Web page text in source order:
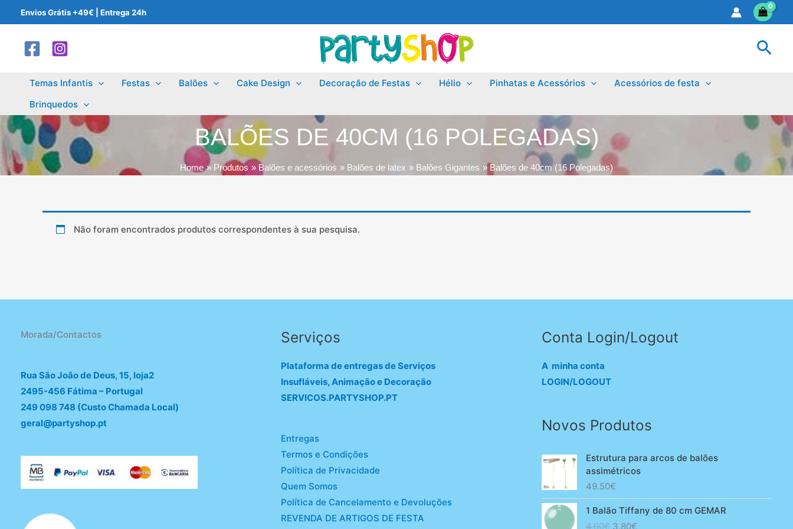
to
content
Envios Grátis +49€ | Entrega 24h
Temas Infantis Festas Balões Cake Design Decoração de Festas Hélio Pinhatas e Acessórios
Acessórios de festa
Brinquedos
BALÕES DE 40CM (16 POLEGADAS)
Home Produtos Balões e acessórios Balões de latex Balões Gigantes Balões de 40cm (16 Polegadas)
Não foram encontrados produtos correspondentes à sua pesquisa.
Morada/Contactos
Rua São João de Deus, 15, loja2
2495-456 Fátima – Portugal
249 098 748 (Custo Chamada Local)
geral@partyshop.pt
Serviços
Plataforma de entregas de Serviços
Insufláveis, Animação e Decoração
SERVICOS.PARTYSHOP.PT
Entregas
Termos e Condições
Política de Privacidade
Quem Somos
Política de Cancelamento e Devoluções
REVENDA DE ARTIGOS DE FESTA
Conta Login/Logout
A minha conta
LOGIN/LOGOUT
Novos Produtos
Estrutura para arcos de balões
assimétricos
49.50€
1 Balão Tiffany de 80 cm GEMAR
4.90€ O
3.80€O